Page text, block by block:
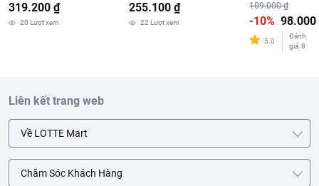
319.200 ₫
20 Lượt xem
255.100 ₫
22 Lượt xem
109.000 ₫
-10% 98.000
5.0
Đánh
giá:8
Liên kết trang web
Về LOTTE Mart
Chăm Sóc Khách Hàng